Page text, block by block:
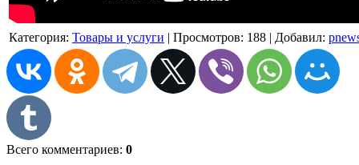
Категория: Товары и услуги | Просмотров: 188 | Добавил:
Всего комментариев: 0